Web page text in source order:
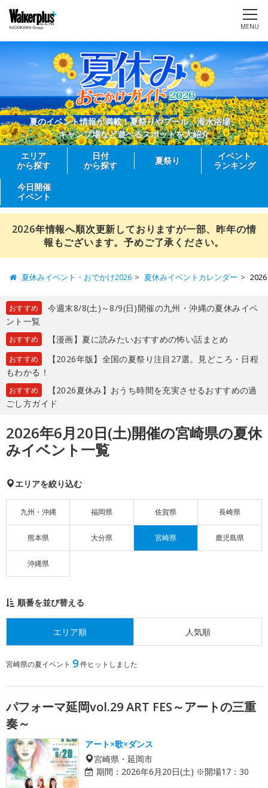
MENU
夏のイベント情報が満載！夏祭りやプール、海水浴場、
キャンプ場など遊べるスポットを大紹介
エリア
から探す
日付
から探す
夏祭り
イベント
ランキング
今日開催
イベント
2026年情報へ順次更新しておりますが一部、昨年の情
報もございます。予めご了承ください。
夏休みイベント・おでかけ2026 夏休みイベントカレンダー
おすすめ
今週末8/8(土)～8/9(日)開催の九州・沖縄の夏休みイベ
ント一覧
おすすめ 【漫画】夏に読みたいおすすめの怖い話まとめ
おすすめ
【2026年版】全国の夏祭り注目27選。見どころ・日程
もわかる！
おすすめ
【2026夏休み】おうち時間を充実させるおすすめの過
ごし方ガイド
2026年6月20日(土)開催の宮崎県の夏休
みイベント一覧
エリアを絞り込む
九州・沖縄 福岡県 佐賀県 長崎県
熊本県 大分県 宮崎県 鹿児島県
沖縄県
順番を並び替える
エリア順 人気順
宮崎県の夏イベント 9件ヒットしました
パフォーマ延岡vol.29 ART FES～アートの三重
奏～
アート×歌×ダンス
宮崎県・延岡市
期間： 2026年6月20日(土) ※開場17：30